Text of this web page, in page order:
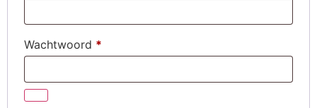
Wachtwoord *